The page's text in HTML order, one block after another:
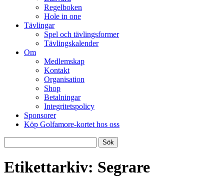
Regelboken
Hole in one
Tävlingar
Spel och tävlingsformer
Tävlingskalender
Om
Medlemskap
Kontakt
Organisation
Shop
Betalningar
Integritetspolicy
Sponsorer
Köp Golfamore-kortet hos oss
efter:
Etikettarkiv: Segrare